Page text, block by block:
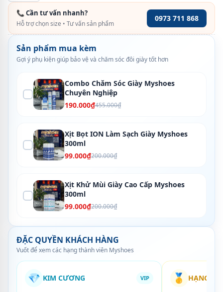
📞 Cần tư vấn nhanh?
Hỗ trợ chọn size • Tư vấn sản phẩm
0973 711 868
Sản phẩm mua kèm
Gợi ý phụ kiện giúp bảo vệ và chăm sóc đôi giày tốt hơn
Combo Chăm Sóc Giày Myshoes
Chuyên Nghiệp
190.000₫455.000₫
Xịt Bọt ION Làm Sạch Giày Myshoes
300ml
99.000₫200.000₫
Xịt Khử Mùi Giày Cao Cấp Myshoes
300ml
99.000₫200.000₫
ĐẶC QUYỀN KHÁCH HÀNG
Vuốt để xem các hạng thành viên Myshoes
💎 KIM CƯƠNG VIP 🥇 HẠNG